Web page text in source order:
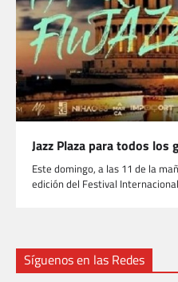
Jazz Plaza para todos
Este domingo, a las 11 de la
edición del Festival
Síguenos en las Redes